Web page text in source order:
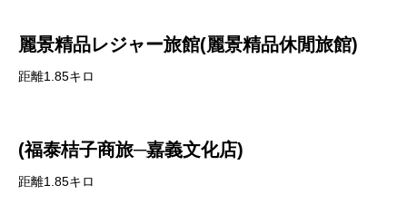
麗景精品レジャー旅館(麗景精品休閒旅館)
距離1.85キロ
(福泰桔子商旅─嘉義文化店)
距離1.85キロ